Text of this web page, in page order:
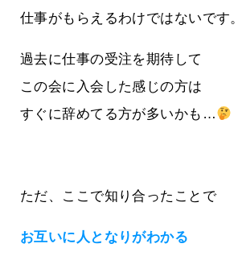
仕事がもらえるわけではないです。
過去に仕事の受注を期待して
この会に入会した感じの方は
すぐに辞めてる方が多いかも…
ただ、ここで知り合ったことで
お互いに人となりがわかる